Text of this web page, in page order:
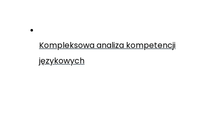
Kompleksowa analiza kompetencji
językowych